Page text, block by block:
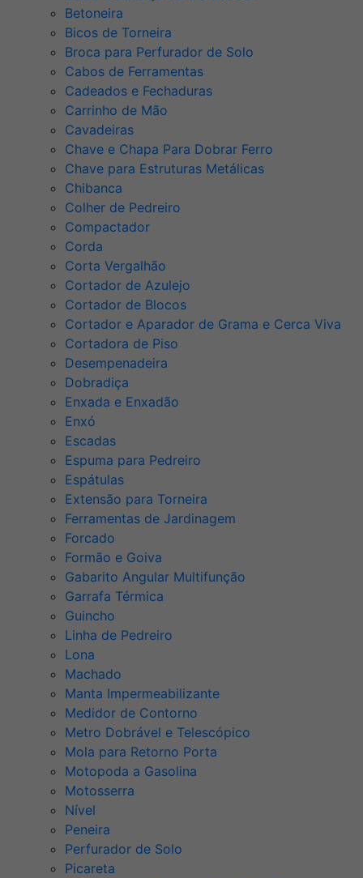
Betoneira
Bicos de Torneira
Broca para Perfurador de Solo
Cabos de Ferramentas
Cadeados e Fechaduras
Carrinho de Mão
Cavadeiras
Chave e Chapa Para Dobrar Ferro
Chave para Estruturas Metálicas
Chibanca
Colher de Pedreiro
Compactador
Corda
Corta Vergalhão
Cortador de Azulejo
Cortador de Blocos
Cortador e Aparador de Grama e Cerca Viva
Cortadora de Piso
Desempenadeira
Dobradiça
Enxada e Enxadão
Enxó
Escadas
Espuma para Pedreiro
Espátulas
Extensão para Torneira
Ferramentas de Jardinagem
Forcado
Formão e Goiva
Gabarito Angular Multifunção
Garrafa Térmica
Guincho
Linha de Pedreiro
Lona
Machado
Manta Impermeabilizante
Medidor de Contorno
Metro Dobrável e Telescópico
Mola para Retorno Porta
Motopoda a Gasolina
Motosserra
Nível
Peneira
Perfurador de Solo
Picareta